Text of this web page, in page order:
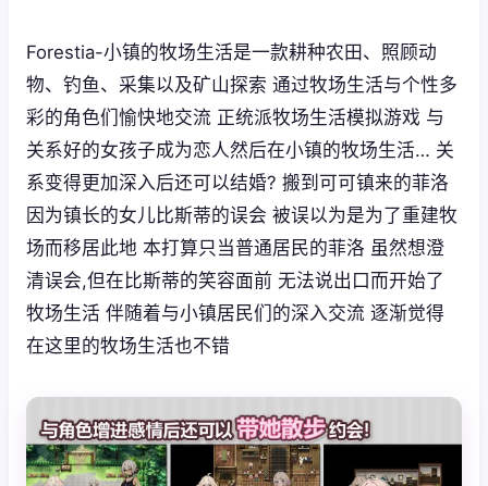
Forestia-小镇的牧场生活是一款耕种农田、照顾动
物、钓鱼、采集以及矿山探索 通过牧场生活与个性多
彩的角色们愉快地交流 正统派牧场生活模拟游戏 与
关系好的女孩子成为恋人然后在小镇的牧场生活… 关
系变得更加深入后还可以结婚? 搬到可可镇来的菲洛
因为镇长的女儿比斯蒂的误会 被误以为是为了重建牧
场而移居此地 本打算只当普通居民的菲洛 虽然想澄
清误会,但在比斯蒂的笑容面前 无法说出口而开始了
牧场生活 伴随着与小镇居民们的深入交流 逐渐觉得
在这里的牧场生活也不错